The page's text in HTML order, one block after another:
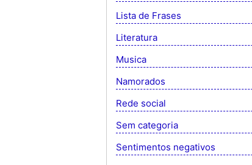
Lista de Frases
Literatura
Musica
Namorados
Rede social
Sem categoria
Sentimentos negativos